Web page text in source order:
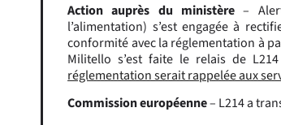
Action auprès du ministère –
l’alimentation) s’est engagée à
conformité avec la réglementation à
Militello s’est faite le relais de
réglementation serait rappelée aux
Commission européenne– L214 a